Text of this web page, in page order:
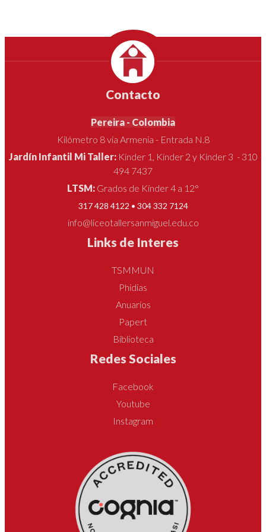
Contacto
Pereira - Colombia
Kilómetro 8 vía Armenia - Entrada N.8
Jardín Infantil Mi Taller: Kínder 1, Kínder 2 y Kínder 3 - 310
494 7437
LTSM: Grados de Kínder 4 a 12°
317 428 4122 • 304 332 7124
info@liceotallersanmiguel.edu.co
Links de Interes
TSMMUN
Phidias
Anuarios
Papert
Biblioteca
Redes Sociales
Facebook
Youtube
Instagram